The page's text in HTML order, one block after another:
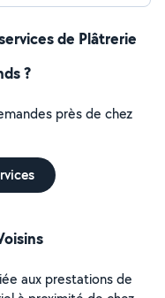
de Plâtrerie
?
près de chez
aux prestations de